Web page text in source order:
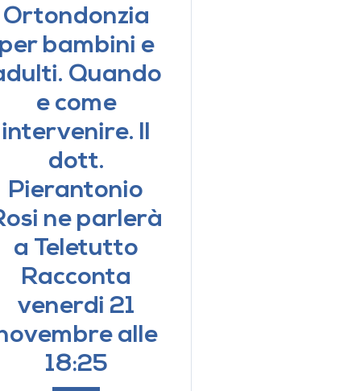
Ortondonzia
per bambini e
Quando
e come
intervenire. Il
dott.
Pierantonio
ne parlerà
a Teletutto
Racconta
venerdi 21
alle
18:25